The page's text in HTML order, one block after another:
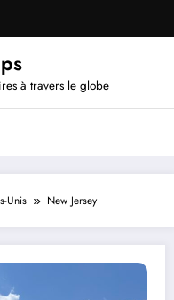
à travers le globe
Unis New Jersey